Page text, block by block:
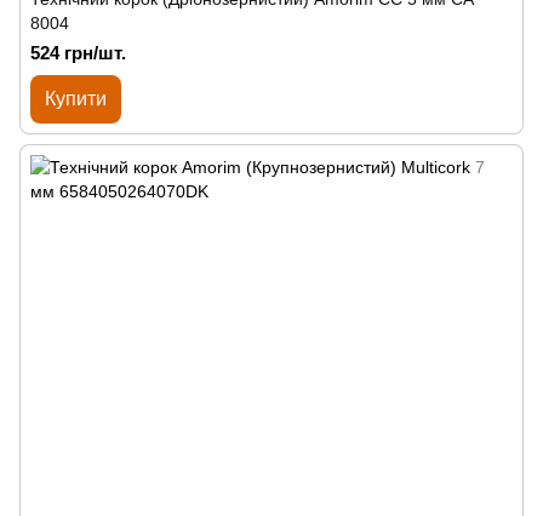
8004
524 грн/шт.
Купити